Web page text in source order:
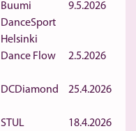
Buumi
DanceSport
Helsinki
9.5.2026
Dance Flow 2.5.2026
DCDiamond 25.4.2026
STUL
18.4.2026